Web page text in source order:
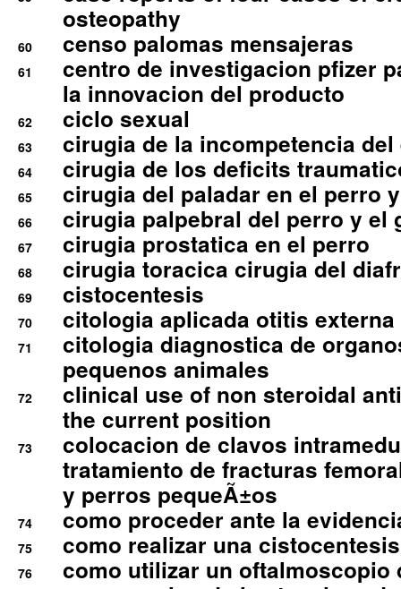
osteopathy
60 censo palomas mensajeras
61
centro de investigacion pfizer
la innovacion del producto
62 ciclo sexual
63 cirugia de la incompetencia
64 cirugia de los deficits
65 cirugia del paladar en el perro
66 cirugia palpebral del perro y el
67 cirugia prostatica en el perro
68 cirugia toracica cirugia del
69 cistocentesis
70 citologia aplicada otitis externa
71
citologia diagnostica de
pequenos animales
72
clinical use of non steroidal
the current position
73
colocacion de clavos
tratamiento de fracturas
y perros pequeÃ±os
74 como proceder ante la
75 como realizar una
76 como utilizar un oftalmoscopio